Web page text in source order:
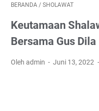
BERANDA / SHOLAWAT
Keutamaan
Bersama Gus Dila
Oleh admin Juni 13, 2022